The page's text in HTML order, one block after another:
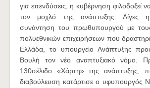
για επενδύσεις, η κυβέρνηση φιλοδοξεί
τον μοχλό της ανάπτυξης. Λίγες
συνάντηση του πρωθυπουργού με
πολυεθνικών επιχειρήσεων που
Ελλάδα, το υπουργείο Ανάπτυξης
Βουλή τον νέο αναπτυξιακό νόμο.
130σέλιδο «Χάρτη» της ανάπτυξης,
διαβούλευση κατάρτισε ο υφυπουργός